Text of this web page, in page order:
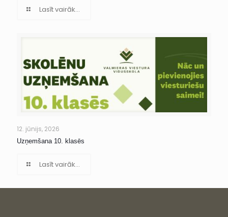
Lasīt vairāk...
12. jūnijs, 2026
Uzņemšana 10. klasēs
Lasīt vairāk...